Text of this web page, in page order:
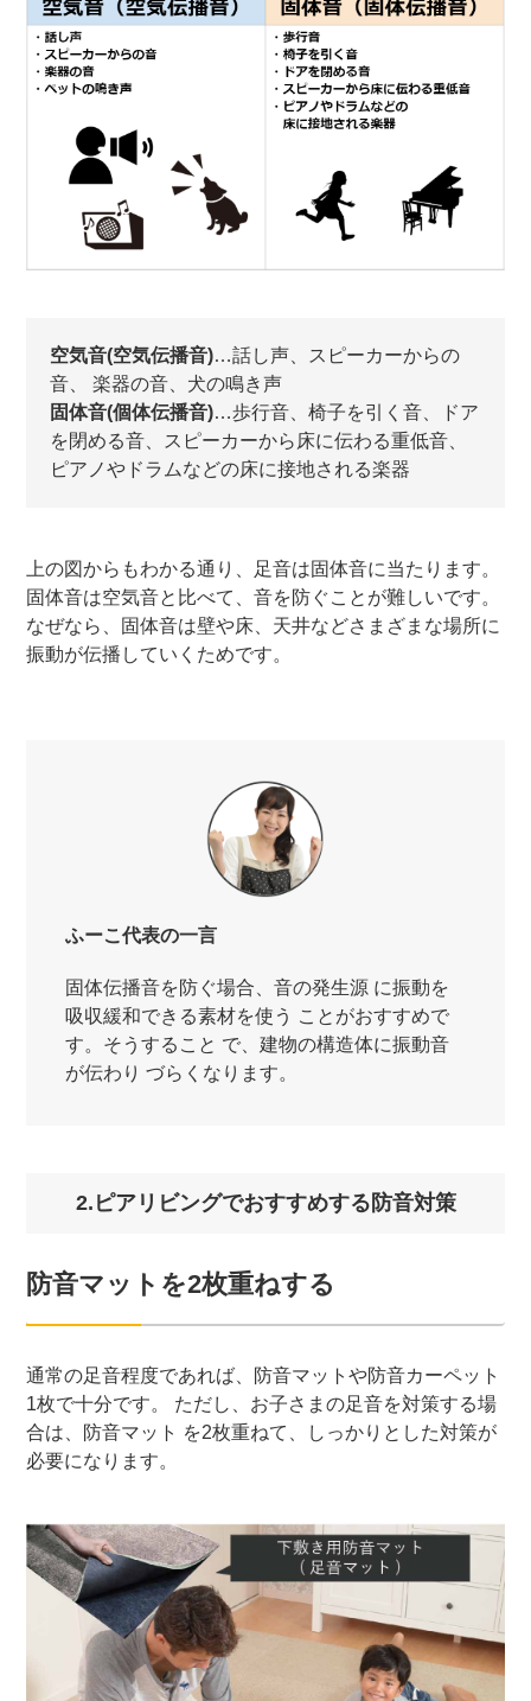
空気音(空気伝播音)…話し声、スピーカーからの
音、 楽器の音、犬の鳴き声
固体音(個体伝播音)…歩行音、椅子を引く音、ドア
を閉める音、スピーカーから床に伝わる重低音、
ピアノやドラムなどの床に接地される楽器
上の図からもわかる通り、足音は固体音に当たります。
固体音は空気音と比べて、音を防ぐことが難しいです。
なぜなら、固体音は壁や床、天井などさまざまな場所に
振動が伝播していくためです。
ふーこ代表の一言
固体伝播音を防ぐ場合、音の発生源 に振動を
吸収緩和できる素材を使う ことがおすすめで
す。そうすること で、建物の構造体に振動音
が伝わり づらくなります。
2.ピアリビングでおすすめする防音対策
防音マットを2枚重ねする
通常の足音程度であれば、防音マットや防音カーペット
1枚で十分です。 ただし、お子さまの足音を対策する場
合は、防音マット を2枚重ねて、しっかりとした対策が
必要になります。